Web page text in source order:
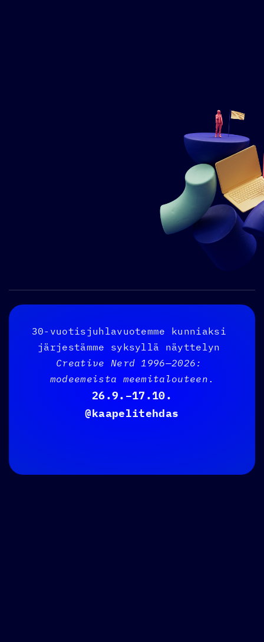
30-vuotisjuhlavuotemme kunniaksi
Creative Nerd 1996—2026:
modeemeista meemitalouteen .
26.9.–17.10.
@kaapelitehdas